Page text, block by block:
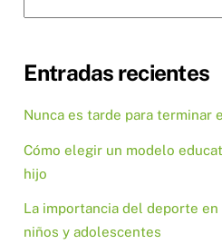
Entradas recientes
Nunca es tarde para terminar
Cómo elegir un modelo
hijo
La importancia del deporte
niños y adolescentes